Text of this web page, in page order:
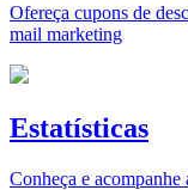
Ofereça cupons de
mail marketing
Estatísticas
Conheça e